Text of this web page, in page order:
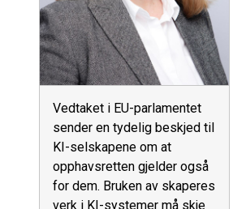
Vedtaket i EU-parlamentet
sender en tydelig beskjed til
KI-selskapene om at
opphavsretten gjelder også
for dem. Bruken av skaperes
verk i KI-systemer må skje